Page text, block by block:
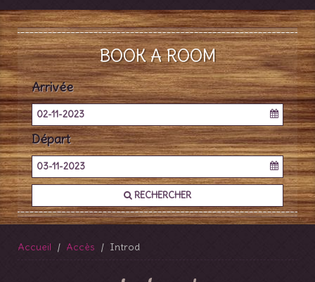
BOOK A ROOM
Arrivée
02-11-2023
Départ
03-11-2023
RECHERCHER
Accueil Accès Introd